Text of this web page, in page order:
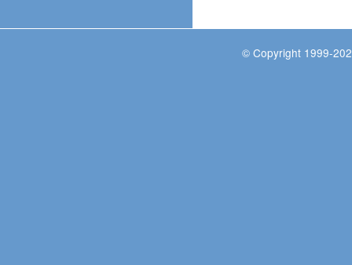
© Copyright 1999-